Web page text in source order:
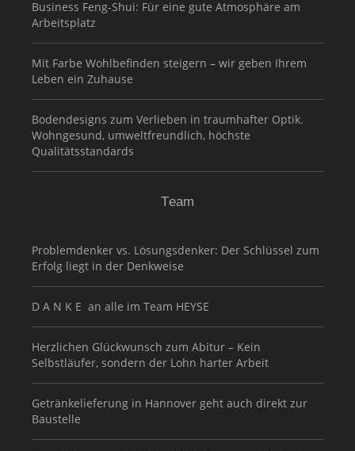
Business Feng-Shui: Für eine gute Atmosphäre am
Arbeitsplatz
Mit Farbe Wohlbefinden steigern – wir geben Ihrem
Leben ein Zuhause
Bodendesigns zum Verlieben in traumhafter Optik.
Wohngesund, umweltfreundlich, höchste
Qualitätsstandards
Team
Problemdenker vs. Lösungsdenker: Der Schlüssel zum
Erfolg liegt in der Denkweise
D A N K E an alle im Team HEYSE
Herzlichen Glückwunsch zum Abitur – Kein
Selbstläufer, sondern der Lohn harter Arbeit
Getränkelieferung in Hannover geht auch direkt zur
Baustelle